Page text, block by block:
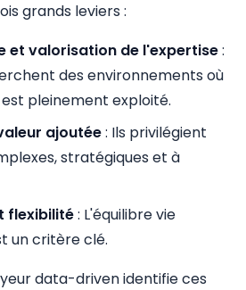
grands leviers :
et valorisation de l'expertise:
des environnements où
pleinement exploité.
ajoutée: Ils privilégient
stratégiques et à
flexibilité: L'équilibre vie
un critère clé.
data-driven identifie ces